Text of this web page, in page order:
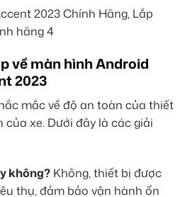
về màn hình Android
2023
mắc về độ an toàn của thiết
của xe. Dưới đây là các giải
không? Không, thiết bị được
thụ, đảm bảo vận hành ổn